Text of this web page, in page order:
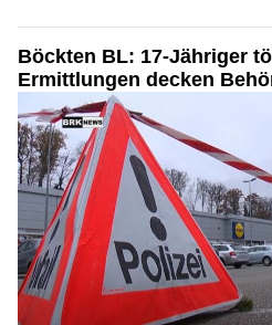
Böckten BL: 17-Jähriger
Ermittlungen decken